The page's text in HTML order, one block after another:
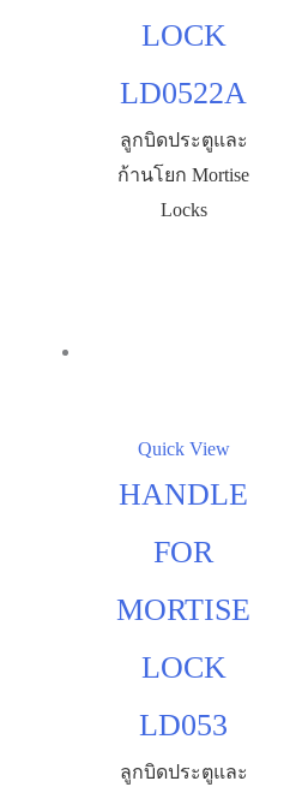
LOCK
LD0522A
ลูกบิดประตูและ
ก้านโยก Mortise
Locks
Quick View
HANDLE
FOR
MORTISE
LOCK
LD053
ลูกบิดประตูและ